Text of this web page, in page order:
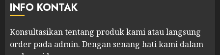
INFO KONTAK
Konsultasikan tentang produk kami atau langsung
order pada admin. Dengan senang hati kami dalam